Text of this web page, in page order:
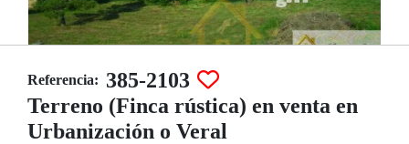
Referencia: 385-2103
Terreno (Finca rústica) en venta en
Urbanización o Veral